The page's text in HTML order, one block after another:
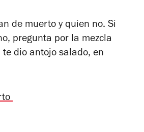
de muerto y quien no. Si
pregunta por la mezcla
dio antojo salado, en